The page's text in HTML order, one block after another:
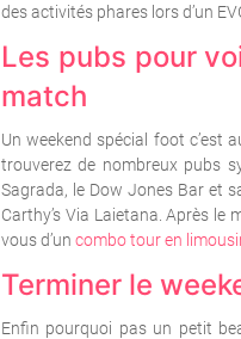
des activités phares lors d’un
Les pubs pour
match
Un weekend spécial foot c’est
trouverez de nombreux pubs
Sagrada, le Dow Jones Bar et
Carthy’s Via Laietana. Après
vous d’un combo tour en
Terminer le
Enfin pourquoi pas un petit